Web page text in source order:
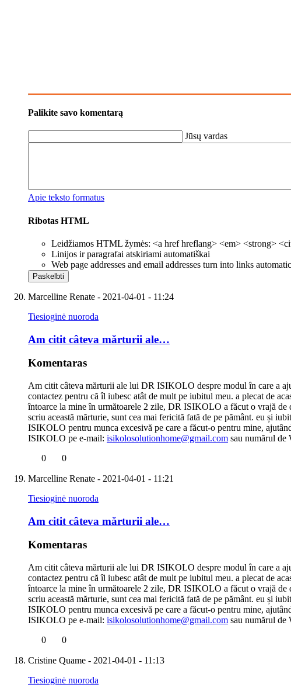
Palikite savo komentarą
Jūsų vardas
Apie teksto formatus
Ribotas HTML
Leidžiamos HTML žymės: <a href hreflang> <em> <strong>
Linijos ir paragrafai atskiriami automatiškai
Web page addresses and email addresses turn into links
Marcelline Renate - 2021-04-01 - 11:24
Tiesioginė nuoroda
Am citit câteva mărturii ale…
Komentaras
Am citit câteva mărturii ale lui DR ISIKOLO despre modul în care a
contactez pentru că îl iubesc atât de mult pe iubitul meu. a plecat de
întoarce la mine în următoarele 2 zile, DR ISIKOLO a făcut o vrajă de
scriu această mărturie, sunt cea mai fericită fată de pe pământ. eu și
ISIKOLO pentru munca excesivă pe care a făcut-o pentru mine,
ISIKOLO pe e-mail: isikolosolutionhome@gmail.com sau numărul de
0
0
Marcelline Renate - 2021-04-01 - 11:21
Tiesioginė nuoroda
Am citit câteva mărturii ale…
Komentaras
Am citit câteva mărturii ale lui DR ISIKOLO despre modul în care a
contactez pentru că îl iubesc atât de mult pe iubitul meu. a plecat de
întoarce la mine în următoarele 2 zile, DR ISIKOLO a făcut o vrajă de
scriu această mărturie, sunt cea mai fericită fată de pe pământ. eu și
ISIKOLO pentru munca excesivă pe care a făcut-o pentru mine,
ISIKOLO pe e-mail: isikolosolutionhome@gmail.com sau numărul de
0
0
Cristine Quame - 2021-04-01 - 11:13
Tiesioginė nuoroda